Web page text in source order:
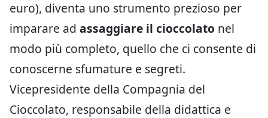
euro), diventa uno strumento prezioso per
imparare ad assaggiare il cioccolato nel
modo più completo, quello che ci consente di
conoscerne sfumature e segreti.
Vicepresidente della Compagnia del
Cioccolato, responsabile della didattica e